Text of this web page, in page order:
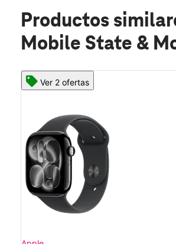
Productos
Mobile State &
Ver 2 ofertas